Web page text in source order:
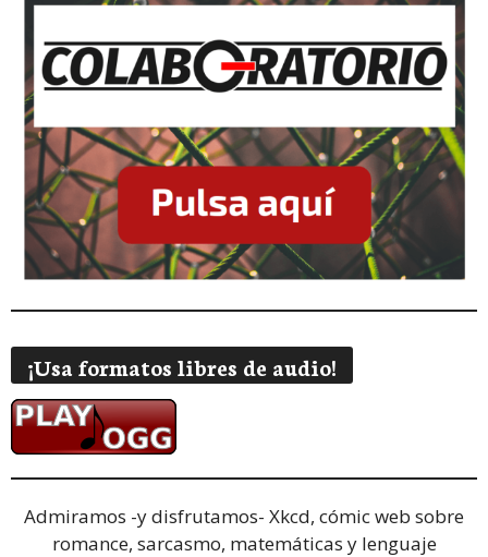
¡Usa formatos libres de audio!
Admiramos -y disfrutamos- Xkcd, cómic web sobre
romance, sarcasmo, matemáticas y lenguaje